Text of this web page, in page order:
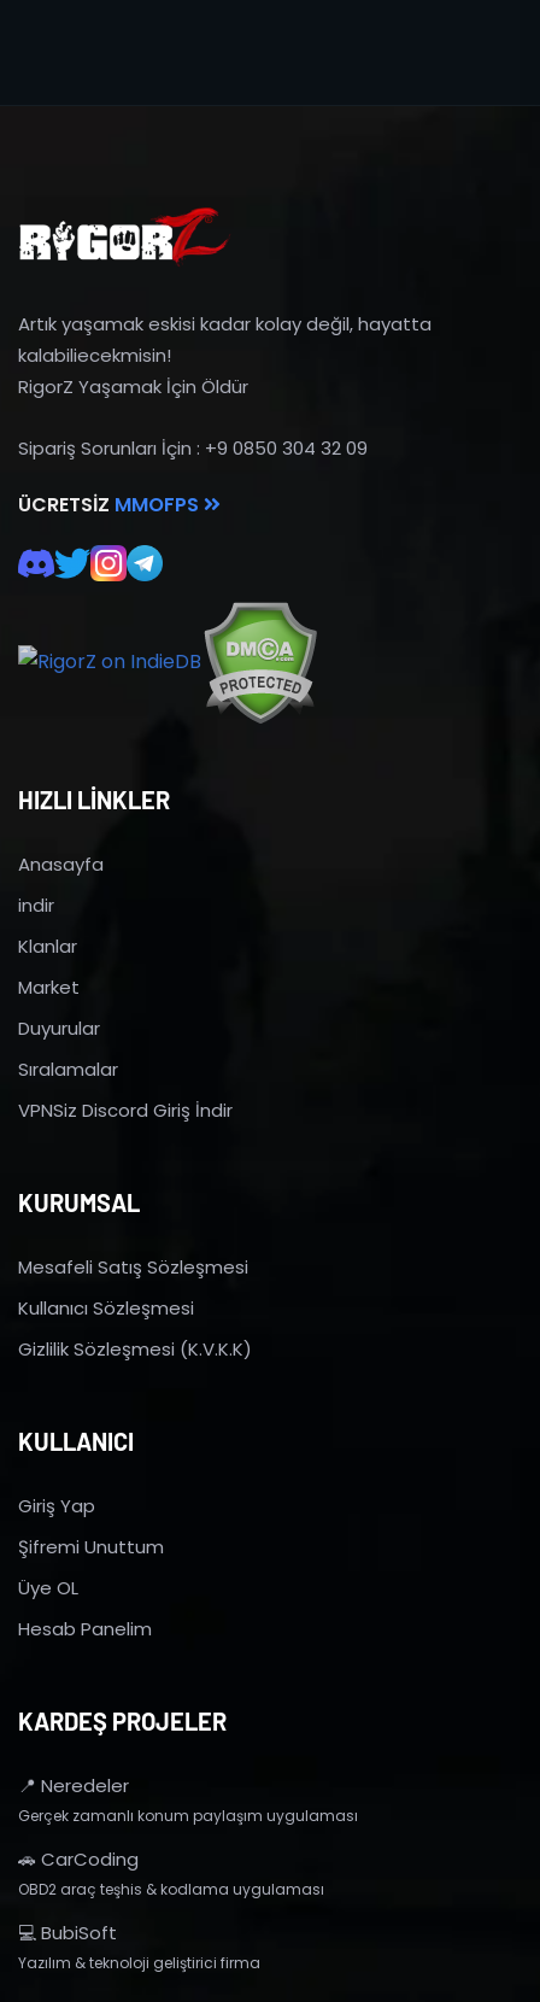
Artık yaşamak eskisi kadar kolay değil, hayatta
kalabiliecekmisin!
RigorZ Yaşamak İçin Öldür
Sipariş Sorunları İçin : +9 0850 304 32 09
ÜCRETSIZ MMOFPS
HIZLI LİNKLER
Anasayfa
indir
Klanlar
Market
Duyurular
Sıralamalar
VPNSiz Discord Giriş İndir
KURUMSAL
Mesafeli Satış Sözleşmesi
Kullanıcı Sözleşmesi
Gizlilik Sözleşmesi (K.V.K.K)
KULLANICI
Giriş Yap
Şifremi Unuttum
Üye OL
Hesab Panelim
KARDEŞ PROJELER
📍 Neredeler
Gerçek zamanlı konum paylaşım uygulaması
🚗 CarCoding
OBD2 araç teşhis & kodlama uygulaması
💻 BubiSoft
Yazılım & teknoloji geliştirici firma